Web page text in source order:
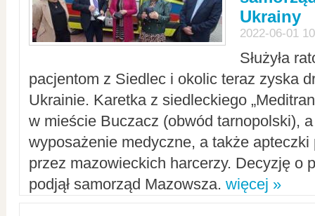
Ukrainy
2022-06-01
Służyła
pacjentom z Siedlec i okolic teraz zyska
Ukrainie. Karetka z siedleckiego
w mieście Buczacz (obwód tarnopolski),
wyposażenie medyczne, a także apteczki
przez mazowieckich harcerzy. Decyzję o
podjął samorząd Mazowsza. więcej »